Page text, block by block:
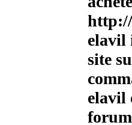
elavil
site
elavil